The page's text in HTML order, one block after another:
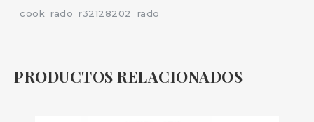
cook rado r32128202 rado
PRODUCTOS RELACIONADOS